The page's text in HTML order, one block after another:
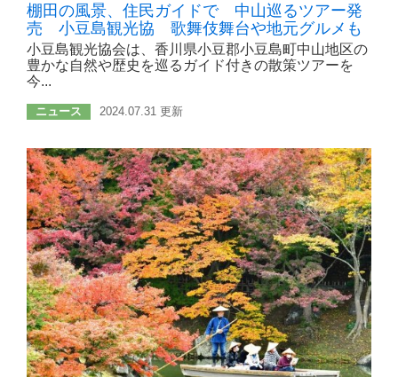
棚田の風景、住民ガイドで 中山巡るツアー発
売 小豆島観光協 歌舞伎舞台や地元グルメも
小豆島観光協会は、香川県小豆郡小豆島町中山地区の
豊かな自然や歴史を巡るガイド付きの散策ツアーを
今...
ニュース 2024.07.31 更新